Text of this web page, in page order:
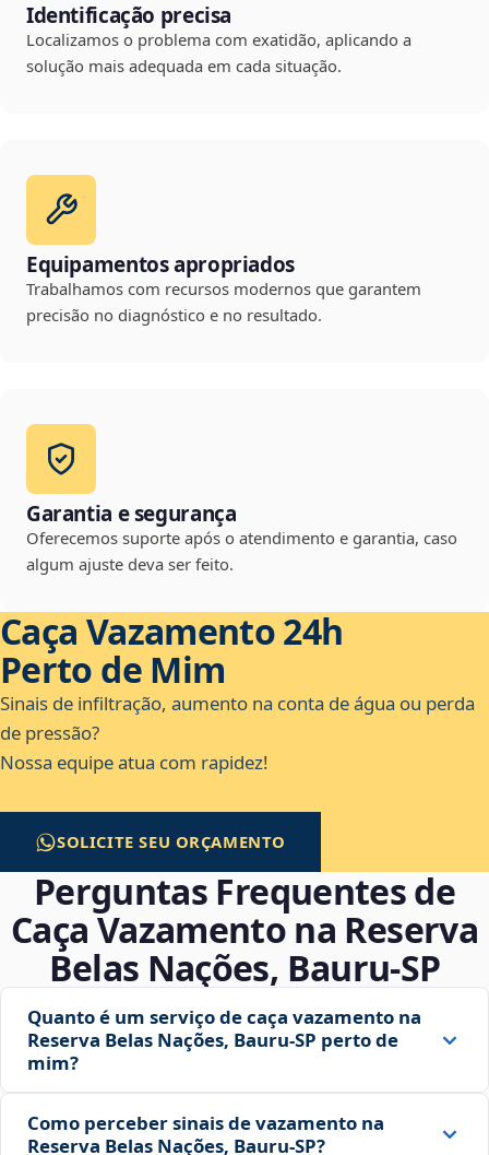
Identificação precisa
Localizamos o problema com exatidão, aplicando a
solução mais adequada em cada situação.
Equipamentos apropriados
Trabalhamos com recursos modernos que garantem
precisão no diagnóstico e no resultado.
Garantia e segurança
Oferecemos suporte após o atendimento e garantia, caso
algum ajuste deva ser feito.
Caça Vazamento 24h
Perto de Mim
Sinais de infiltração, aumento na conta de água ou perda
de pressão?
Nossa equipe atua com rapidez!
SOLICITE SEU ORÇAMENTO
Perguntas Frequentes de
Caça Vazamento na Reserva
Belas Nações, Bauru‑SP
Quanto é um serviço de caça vazamento na
Reserva Belas Nações, Bauru‑SP perto de
mim?
Como perceber sinais de vazamento na
Reserva Belas Nações, Bauru‑SP?